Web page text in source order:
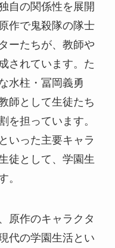
自の関係性を展開
作で鬼殺隊の隊士
ーたちが、教師や
されています。た
水柱・冨岡義勇
師として生徒たち
を担っています。
いった主要キャラ
徒として、学園生
。
原作のキャラクタ
代の学園生活とい